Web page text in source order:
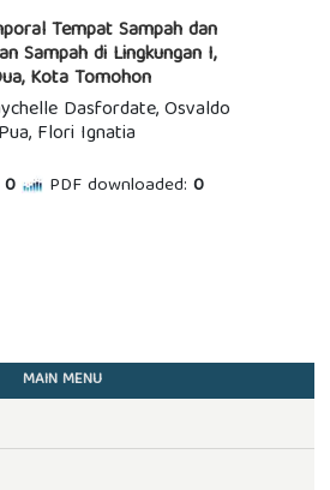
Tempat Sampah dan
Sampah di Lingkungan I,
Kota Tomohon
Dasfordate, Osvaldo
Flori Ignatia
0 PDF downloaded: 0
MAIN MENU